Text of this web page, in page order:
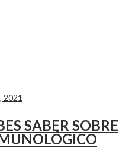
2021
SABER SOBRE